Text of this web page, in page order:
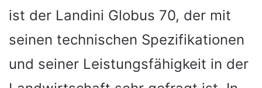
ist der Landini Globus 70, der mit
seinen technischen Spezifikationen
und seiner Leistungsfähigkeit in der